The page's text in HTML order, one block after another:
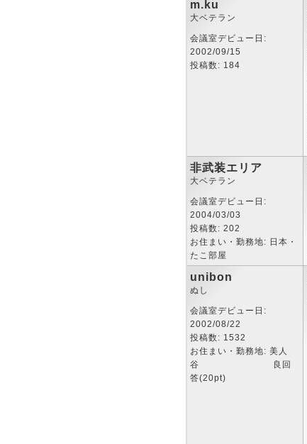
m.ku
大ベテラン
会議室デビュー日:
2002/09/15
投稿数: 184
非武装エリア
大ベテラン
会議室デビュー日:
2004/03/03
投稿数: 202
お住まい・勤務地: 日本・
たこ部屋
unibon
ぬし
会議室デビュー日:
2002/08/22
投稿数: 1532
お住まい・勤務地: 美人
谷 良回
答(20pt)